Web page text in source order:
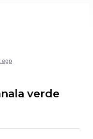
ego
verde